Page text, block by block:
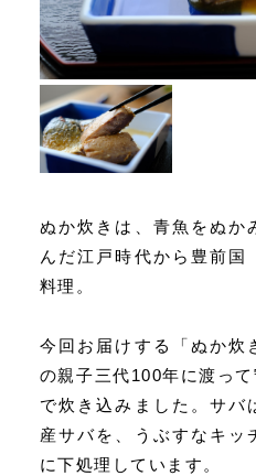
ぬか炊きは、青魚をぬか
んだ江戸時代から豊前国
料理。
今回お届けする「ぬか炊
の親子三代100年に渡っ
で炊き込みました。サバ
産サバを、うぶすなキッ
に下処理しています。